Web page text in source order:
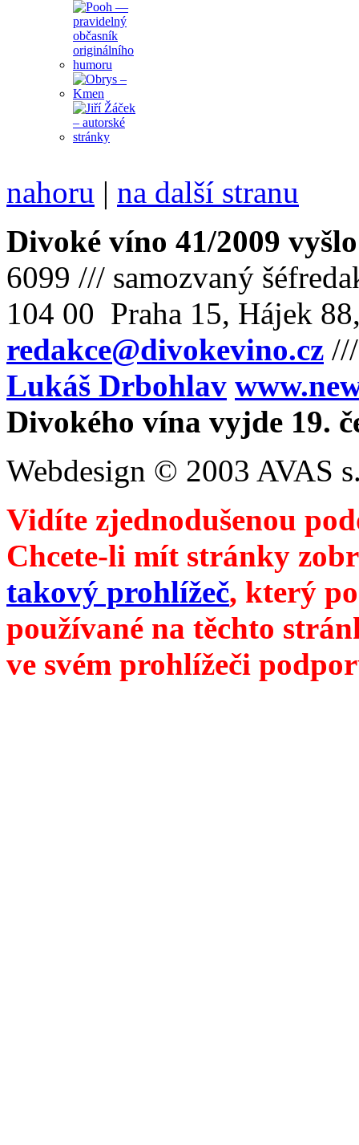
nahoru | na další stranu
Divoké víno 41/2009
6099 /// samozvaný
104 00 Praha 15, Hájek
redakce@divokevino.cz
Lukáš Drbohlav
Divokého vína vyjde 19.
Webdesign © 2003 AVAS
Vidíte zjednodušenou
Chcete-li mít stránky
takový prohlížeč, který
používané na těchto
ve svém prohlížeči